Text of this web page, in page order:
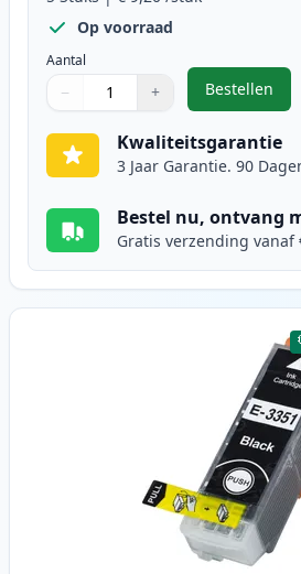
Op voorraad
Aantal
Gebruik de knoppen om aan te
− +
1
Bestellen
,5
Kwaliteitsgarantie
3 Jaar Garantie. 90
Bestel nu, ontvang
Gratis verzending vanaf